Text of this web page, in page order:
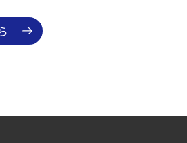
ュリティとは？クラウドネイティブ時代
イド｜計画フェーズで失敗しない統合プ